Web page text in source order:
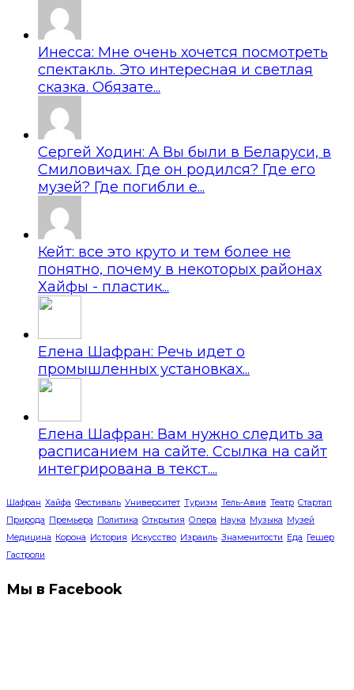
Инесса: Мне очень хочется посмотреть
спектакль. Это интересная и светлая
сказка. Обязате...
Сергей Ходин: А Вы были в Беларуси, в
Смиловичах. Где он родился? Где его
музей? Где погибли е...
Кейт: все это круто и тем более не
понятно, почему в некоторых районах
Хайфы - пластик...
Елена Шафран: Речь идет о
промышленных установках...
Елена Шафран: Вам нужно следить за
расписанием на сайте. Ссылка на сайт
интегрирована в текст....
Шафран Хайфа Фестиваль Университет Туризм Тель-Авив Театр Стартап
Природа Премьера Политика Открытия Опера Наука Музыка Музей
Медицина Корона История Искусство Израиль Знаменитости Еда Гешер
Гастроли
Мы в Facebook